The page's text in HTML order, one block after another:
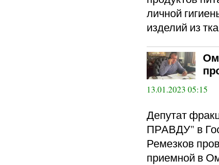
личной
изделий из
13.01.2023 05:15
Депутат
ПРАВДУ" в
Ремезков
приемной в